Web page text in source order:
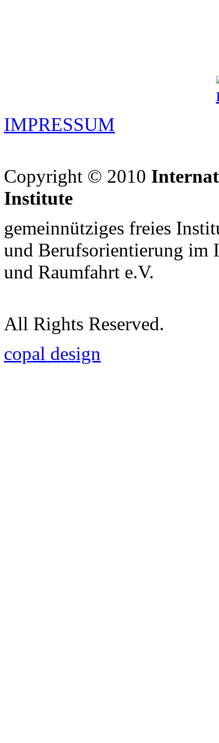
IMPRESSUM
Copyright © 2010
Institute
gemeinnütziges freies
und Berufsorientierung im
und Raumfahrt e.V.
All Rights Reserved.
copal design